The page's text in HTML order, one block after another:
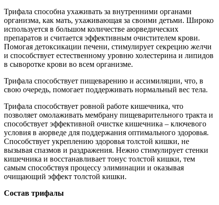
Трифала способна ухаживать за внутренними органами
организма, как мать, ухаживающая за своими детьми. Широко
используется в большом количестве аюрведических
препаратов и считается эффективным очистителем крови.
Помогая детоксикации печени, стимулирует секрецию желчи
и способствует естественному уровню холестерина и липидов
в сыворотке крови во всем организме.
Трифала способствует пищеварению и ассимиляции, что, в
свою очередь, помогает поддерживать нормальный вес тела.
Трифала способствует ровной работе кишечника, что
позволяет омолаживать мембрану пищеварительного тракта и
способствует эффективной очистке кишечника – ключевого
условия в аюрведе для поддержания оптимального здоровья.
Способствует укреплению здоровья толстой кишки, не
вызывая спазмов и раздражения. Нежно стимулирует стенки
кишечника и восстанавливает тонус толстой кишки, тем
самым способствуя процессу элиминации и оказывая
очищающий эффект толстой кишки.
Состав трифалы